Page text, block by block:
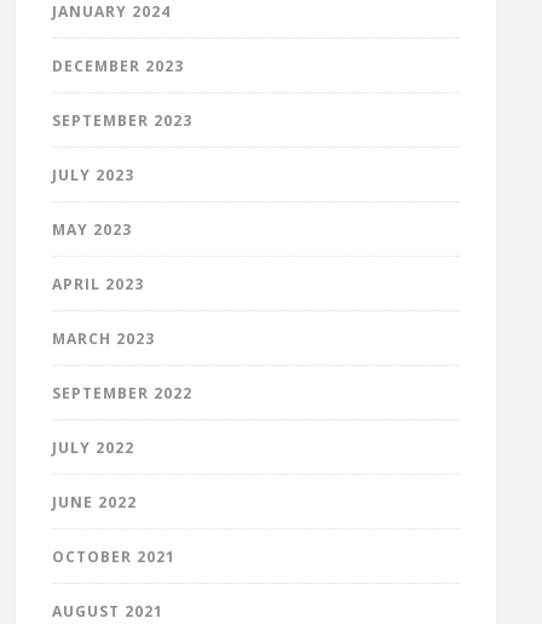
JANUARY 2024
DECEMBER 2023
SEPTEMBER 2023
JULY 2023
MAY 2023
APRIL 2023
MARCH 2023
SEPTEMBER 2022
JULY 2022
JUNE 2022
OCTOBER 2021
AUGUST 2021